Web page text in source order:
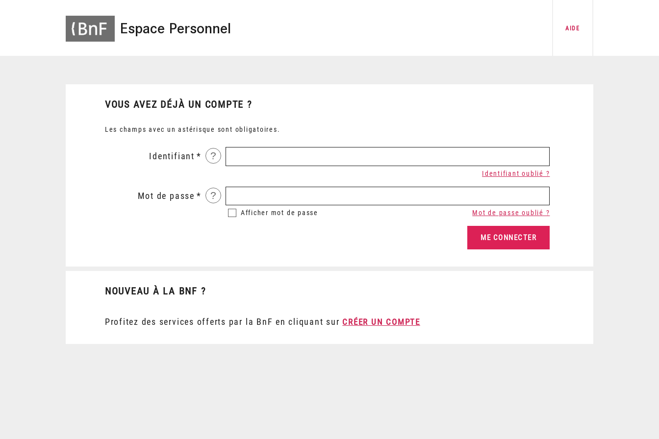
Espace Personnel AIDE
VOUS AVEZ DÉJÀ UN COMPTE ?
Les champs avec un astérisque sont obligatoires.
Identifiant ?
Identifiant oublié ?
Mot de passe ?
Afficher mot de passe Mot de passe oublié ?
NOUVEAU À LA BNF ?
Profitez des services offerts par la BnF en cliquant sur CRÉER UN COMPTE